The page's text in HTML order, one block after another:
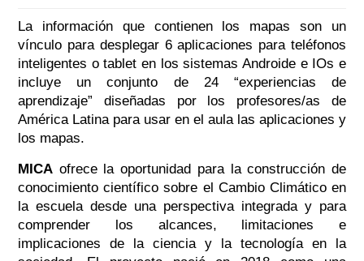
La información que contienen los mapas son un
vínculo para desplegar 6 aplicaciones para teléfonos
inteligentes o tablet en los sistemas Androide e IOs e
incluye un conjunto de 24 “experiencias de
aprendizaje” diseñadas por los profesores/as de
América Latina para usar en el aula las aplicaciones y
los mapas.
MICAofrece la oportunidad para la construcción de
conocimiento científico sobre el Cambio Climático en
la escuela desde una perspectiva integrada y para
comprender los alcances, limitaciones e
implicaciones de la ciencia y la tecnología en la